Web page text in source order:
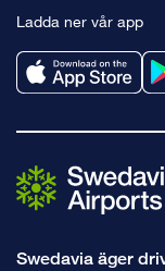
facebook
x
linkedin
Ladda ner vår app
Swedavia äger